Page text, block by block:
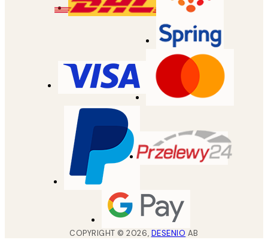
COPYRIGHT ©2026, DESENIO AB